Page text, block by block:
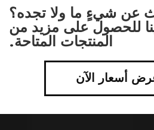
عن شيءٍ ما ولا تجده؟
للحصول على مزيد من
المنتجات المتاحة.
أسعار الآن